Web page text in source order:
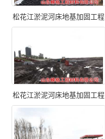
松花江淤泥河床地基加固工程
松花江淤泥河床地基加固工程